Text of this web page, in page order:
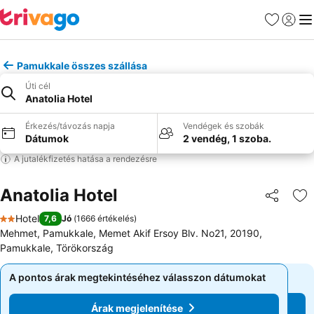
Kedvencek
Pamukkale összes szállása
Úti cél
Anatolia Hotel
Érkezés/távozás napja
Dátumok
Vendégek és szobák
2 vendég, 1 szoba.
A jutalékfizetés hatása a rendezésre
Anatolia Hotel
2 Kategória
Hotel 7,6 Jó (1666 értékelés)
Mehmet, Pamukkale, Memet Akif Ersoy Blv. No21, 20190,
Pamukkale, Törökország
A pontos árak megtekintéséhez válasszon dátumokat
Árak megjelenítése
A pontos árak megtekintéséhez válasszon dátumokat
Árak megjelenítése